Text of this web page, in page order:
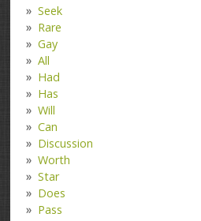
Seek
Rare
Gay
All
Had
Has
Will
Can
Discussion
Worth
Star
Does
Pass